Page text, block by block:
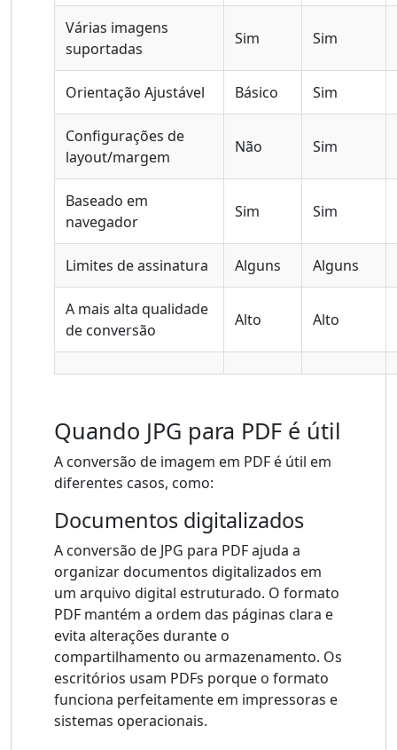
Várias imagens
suportadas
Sim Sim
Orientação Ajustável Básico Sim
Configurações de
layout/margem
Não Sim
Baseado em
navegador
Sim Sim
Limites de assinatura Alguns Alguns
A mais alta qualidade
de conversão
Alto Alto
Quando JPG para PDF é útil
A conversão de imagem em PDF é útil em
diferentes casos, como:
Documentos digitalizados
A conversão de JPG para PDF ajuda a
organizar documentos digitalizados em
um arquivo digital estruturado. O formato
PDF mantém a ordem das páginas clara e
evita alterações durante o
compartilhamento ou armazenamento. Os
escritórios usam PDFs porque o formato
funciona perfeitamente em impressoras e
sistemas operacionais.